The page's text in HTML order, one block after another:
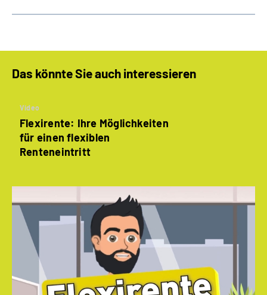
Das könnte Sie auch interessieren
Video
Flexirente: Ihre Möglichkeiten
für einen flexiblen
Renteneintritt